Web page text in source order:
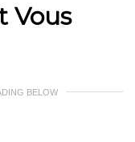
Vous
BELOW